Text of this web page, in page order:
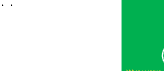
・